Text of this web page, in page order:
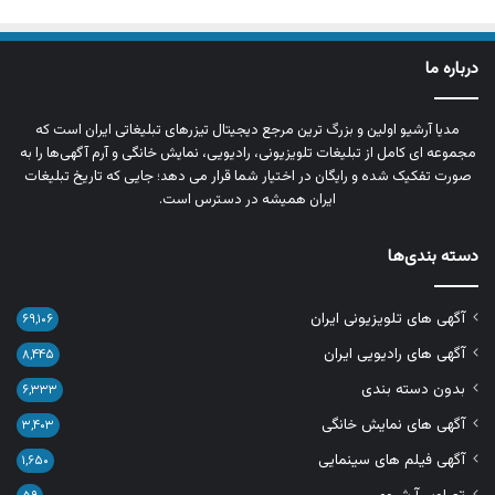
درباره ما
مدیا آرشیو اولین و بزرگ‌ ترین مرجع دیجیتال تیزرهای تبلیغاتی ایران است که
مجموعه‌ ای کامل از تبلیغات تلویزیونی، رادیویی، نمایش خانگی و آرم‌ آگهی‌ها را به‌
صورت تفکیک‌ شده و رایگان در اختیار شما قرار می‌ دهد؛ جایی که تاریخ تبلیغات
ایران همیشه در دسترس است.
دسته بندی‌ها
آگهی های تلویزیونی ایران ۶۹,۱۰۶
آگهی های رادیویی ایران ۸,۴۴۵
بدون دسته بندی ۶,۳۳۳
آگهی های نمایش خانگی ۳,۴۰۳
آگهی فیلم های سینمایی ۱,۶۵۰